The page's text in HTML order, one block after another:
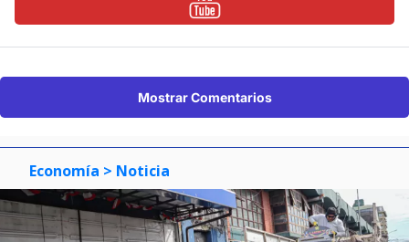
Mostrar Comentarios
Economía > Noticia